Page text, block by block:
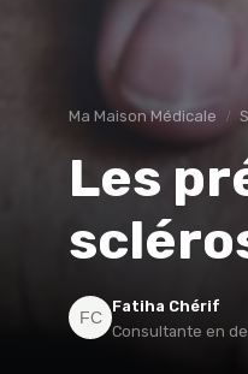
Ma Maison Médicale
Les
Fatiha Chérif
Consultante en